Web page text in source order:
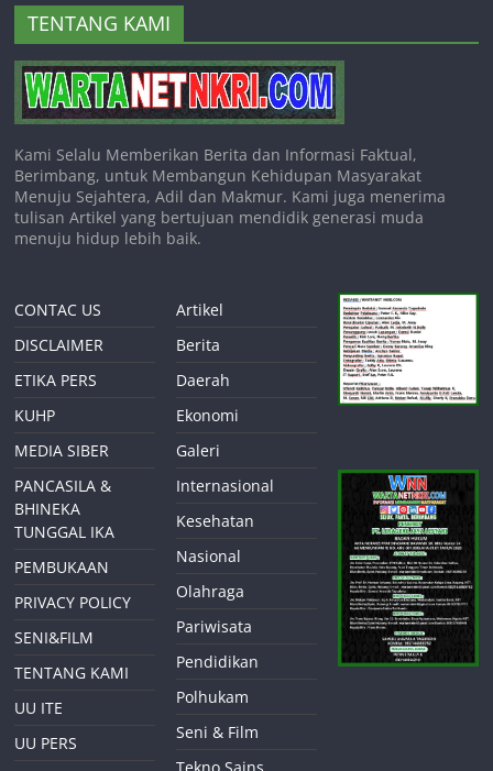
TENTANG KAMI
Kami Selalu Memberikan Berita dan Informasi Faktual,
Berimbang, untuk Membangun Kehidupan Masyarakat
Menuju Sejahtera, Adil dan Makmur. Kami juga menerima
tulisan Artikel yang bertujuan mendidik generasi muda
menuju hidup lebih baik.
CONTAC US
DISCLAIMER
ETIKA PERS
KUHP
MEDIA SIBER
PANCASILA &
BHINEKA
TUNGGAL IKA
PEMBUKAAN
PRIVACY POLICY
SENI&FILM
TENTANG KAMI
UU ITE
UU PERS
Artikel
Berita
Daerah
Ekonomi
Galeri
Internasional
Kesehatan
Nasional
Olahraga
Pariwisata
Pendidikan
Polhukam
Seni & Film